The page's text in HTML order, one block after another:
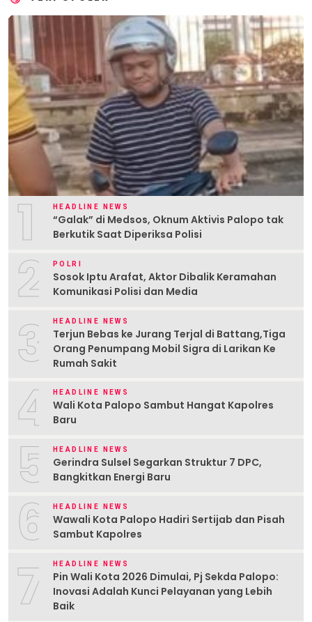
1 HEADLINE NEWS
“Galak” di Medsos, Oknum Aktivis Palopo tak
Berkutik Saat Diperiksa Polisi
2 POLRI
Sosok Iptu Arafat, Aktor Dibalik Keramahan
Komunikasi Polisi dan Media
3 HEADLINE NEWS
Terjun Bebas ke Jurang Terjal di Battang,Tiga
Orang Penumpang Mobil Sigra di Larikan Ke
Rumah Sakit
4 HEADLINE NEWS
Wali Kota Palopo Sambut Hangat Kapolres
Baru
5 HEADLINE NEWS
Gerindra Sulsel Segarkan Struktur 7 DPC,
Bangkitkan Energi Baru
6 HEADLINE NEWS
Wawali Kota Palopo Hadiri Sertijab dan Pisah
Sambut Kapolres
7 HEADLINE NEWS
Pin Wali Kota 2026 Dimulai, Pj Sekda Palopo:
Inovasi Adalah Kunci Pelayanan yang Lebih
Baik